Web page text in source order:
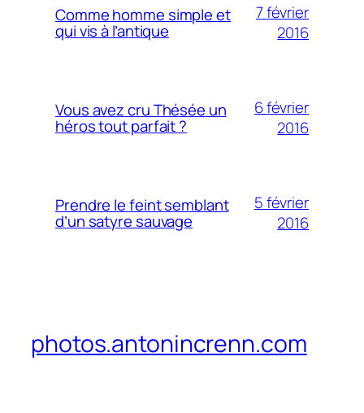
Comme homme simple et
qui vis à l’antique
7 février
2016
Vous avez cru Thésée un
héros tout parfait ?
6 février
2016
Prendre le feint semblant
d’un satyre sauvage
5 février
2016
photos.antonincrenn.com